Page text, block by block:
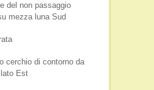
del non passaggio
mezza luna Sud
cerchio di contorno da
Est